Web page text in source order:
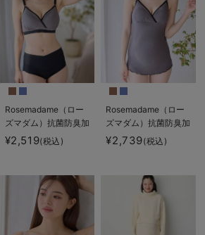
Rosemadame（ロー
ズマダム）抗菌防臭加
工バイカラー授乳ブラ
¥2,519(税込)
Rosemadame（ロー
ズマダム）抗菌防臭加
工バイカラー授乳キャ
ミソール
¥2,739(税込)